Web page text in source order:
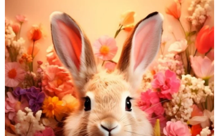
0,0
z
5
hvězdiček.